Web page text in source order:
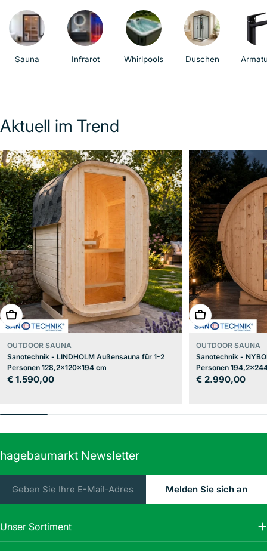
Sauna Infrarot Whirlpools Duschen
Aktuell im Trend
In den Warenkorb
OUTDOOR SAUNA
Sanotechnik - LINDHOLM Außensauna für 1-2
Personen 128,2x120x194 cm
Regulärer
€ 1.590,00
In den
OUTDOOR SAUNA
Sanotechnik -
Personen
Regulärer
€ 2.990,00
hagebaumarkt Newsletter
Mail
Melden Sie sich an
Unser Sortiment